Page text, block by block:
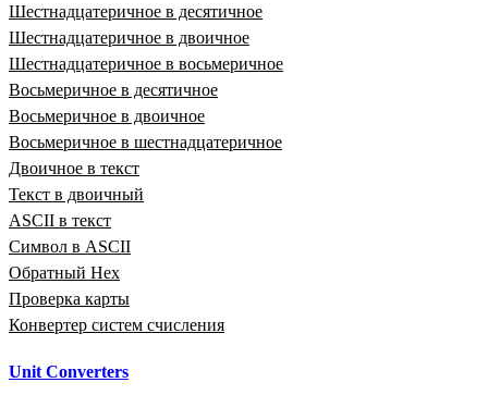
Шестнадцатеричное в десятичное
Шестнадцатеричное в двоичное
Шестнадцатеричное в восьмеричное
Восьмеричное в десятичное
Восьмеричное в двоичное
Восьмеричное в шестнадцатеричное
Двоичное в текст
Текст в двоичный
ASCII в текст
Символ в ASCII
Обратный Hex
Проверка карты
Конвертер систем счисления
Unit Converters